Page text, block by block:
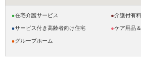
●在宅介護サービス ●介護付有
●サービス付き高齢者向け住宅 ●ケア用品
●グループホーム